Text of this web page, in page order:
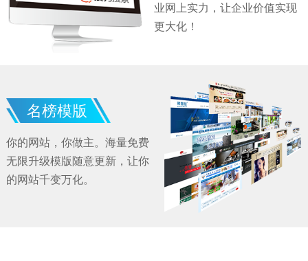
业网上实力，让企业价值实现
更大化！
名榜模版
你的网站，你做主。海量免费
无限升级模版随意更新，让你
的网站千变万化。